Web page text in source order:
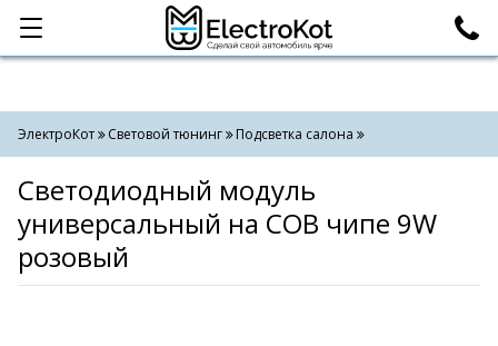
Категории Поиск
ЭлектроКот Световой тюнинг Подсветка салона
Светодиодный модуль
универсальный на COB чипе 9W
розовый